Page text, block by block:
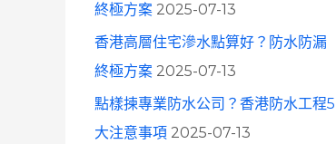
終極方案 2025-07-13
香港高層住宅滲水點算好？防水防漏
終極方案 2025-07-13
點樣揀專業防水公司？香港防水工程5
大注意事項 2025-07-13